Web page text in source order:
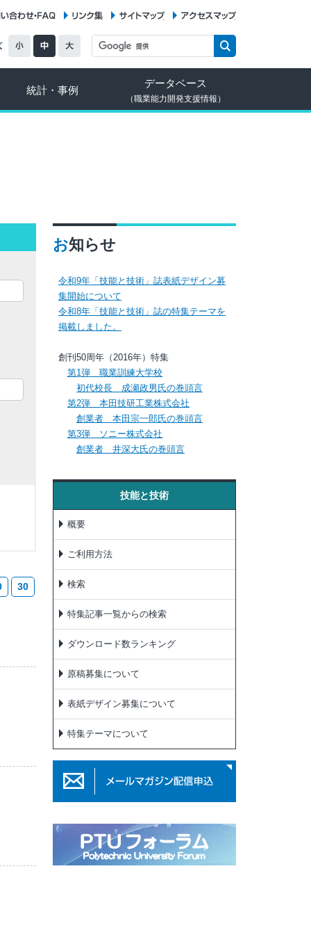
統計・事例
データベース
（職業能力開発支援情報）
30
お知らせ
令和9年「技能と技術」誌表紙デザイン募
集開始について
令和8年「技能と技術」誌の特集テーマを
掲載しました。
創刊50周年（2016年）特集
第1弾 職業訓練大学校
初代校長 成瀬政男氏の巻頭言
第2弾 本田技研工業株式会社
創業者 本田宗一郎氏の巻頭言
第3弾 ソニー株式会社
創業者 井深大氏の巻頭言
技能と技術
概要
ご利用方法
検索
特集記事一覧からの検索
ダウンロード数ランキング
原稿募集について
表紙デザイン募集について
特集テーマについて